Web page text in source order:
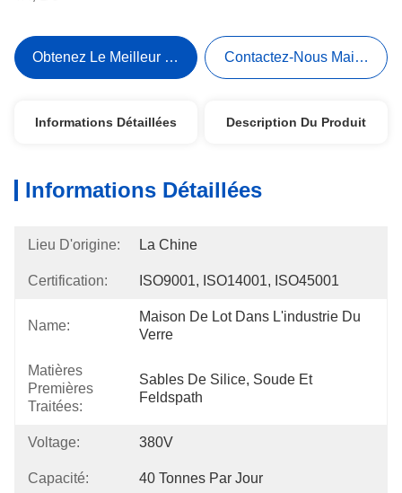
Obtenez Le Meilleur Prix Contactez-Nous Maintenant
Informations Détaillées Description Du Produit
Informations Détaillées
Lieu D'origine: La Chine
Certification: ISO9001, ISO14001, ISO45001
Name:
Maison De Lot Dans L'industrie Du
Verre
Matières
Premières
Traitées:
Sables De Silice, Soude Et
Feldspath
Voltage: 380V
Capacité: 40 Tonnes Par Jour